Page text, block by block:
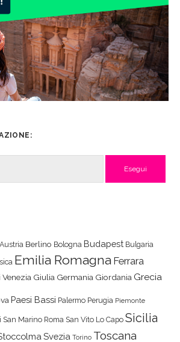
Austria Berlino Bologna Budapest Bulgaria
Emilia Romagna Ferrara
Venezia Giulia Germania Giordania Grecia
Paesi Bassi Palermo Perugia Piemonte
San Marino Roma San Vito Lo Capo Sicilia
Svezia Torino Toscana